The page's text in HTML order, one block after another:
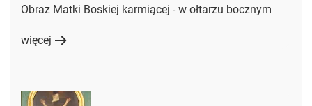
Obraz Matki Boskiej karmiącej - w ołtarzu bocznym
więcej